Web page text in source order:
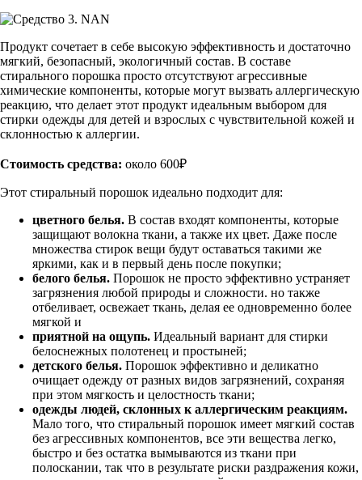
Продукт сочетает в себе высокую эффективность и достаточно
мягкий, безопасный, экологичный состав. В составе
стирального порошка просто отсутствуют агрессивные
химические компоненты, которые могут вызвать аллергическую
реакцию, что делает этот продукт идеальным выбором для
стирки одежды для детей и взрослых с чувствительной кожей и
склонностью к аллергии.
Стоимость средства: около 600₽
Этот стиральный порошок идеально подходит для:
цветного белья. В состав входят компоненты, которые
защищают волокна ткани, а также их цвет. Даже после
множества стирок вещи будут оставаться такими же
яркими, как и в первый день после покупки;
белого белья. Порошок не просто эффективно устраняет
загрязнения любой природы и сложности. но также
отбеливает, освежает ткань, делая ее одновременно более
мягкой и
приятной на ощупь. Идеальный вариант для стирки
белоснежных полотенец и простыней;
детского белья. Порошок эффективно и деликатно
очищает одежду от разных видов загрязнений, сохраняя
при этом мягкость и целостность ткани;
одежды людей, склонных к аллергическим реакциям.
Мало того, что стиральный порошок имеет мягкий состав
без агрессивных компонентов, все эти вещества легко,
быстро и без остатка вымываются из ткани при
полоскании, так что в результате риски раздражения кожи,